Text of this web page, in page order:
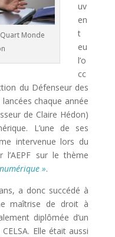
Monde
uv
en
t
eu
l’o
cc
du Défenseur des
chaque année
de Claire Hédon)
L’une de ses
intervenue lors du
l’AEPF sur le thème
».
a donc succédé à
maîtrise de droit à
diplômée d’un
Elle était aussi